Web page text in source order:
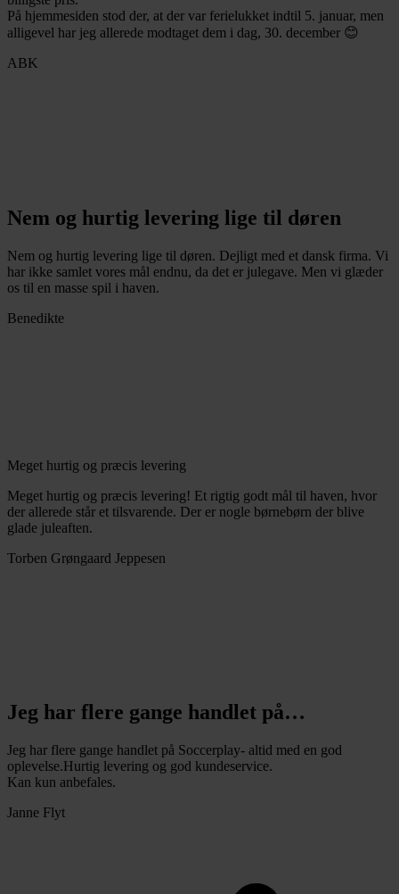
På hjemmesiden stod der, at der var ferielukket indtil 5. januar, men
alligevel har jeg allerede modtaget dem i dag, 30. december 😊
ABK
Nem og hurtig levering lige til døren
Nem og hurtig levering lige til døren. Dejligt med et dansk firma. Vi
har ikke samlet vores mål endnu, da det er julegave. Men vi glæder
os til en masse spil i haven.
Benedikte
Meget hurtig og præcis levering
Meget hurtig og præcis levering! Et rigtig godt mål til haven, hvor
der allerede står et tilsvarende. Der er nogle børnebørn der blive
glade juleaften.
Torben Grøngaard Jeppesen
Jeg har flere gange handlet på…
Jeg har flere gange handlet på Soccerplay- altid med en god
oplevelse.Hurtig levering og god kundeservice.
Kan kun anbefales.
Janne Flyt